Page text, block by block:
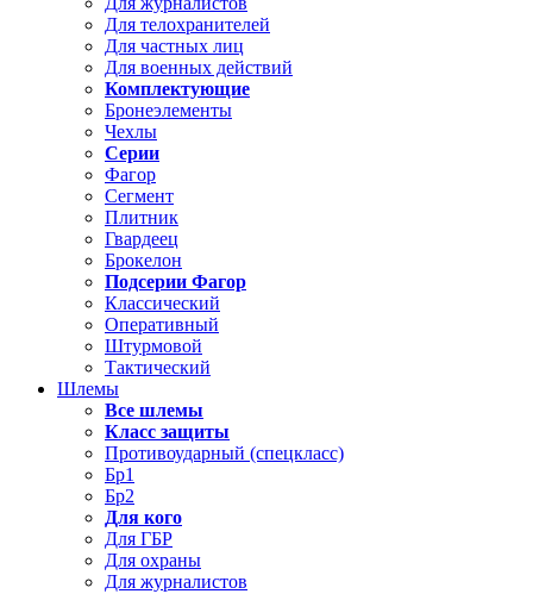
Для телохранителей
Для частных лиц
Для военных действий
Комплектующие
Бронеэлементы
Чехлы
Серии
Фагор
Сегмент
Плитник
Гвардеец
Брокелон
Подсерии Фагор
Классический
Оперативный
Штурмовой
Тактический
Шлемы
Все шлемы
Класс защиты
Противоударный (спецкласс)
Бр1
Бр2
Для кого
Для ГБР
Для охраны
Для журналистов